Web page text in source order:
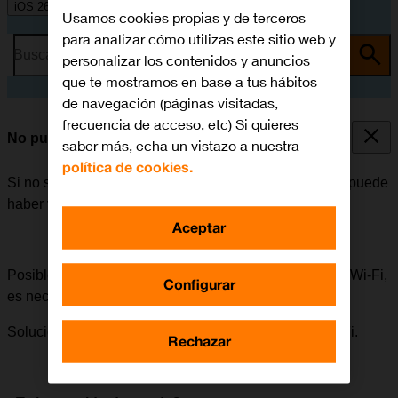
iOS 26
Busca por problema o tema
No puedo utilizar la función de Wi-Fi
Si no se puede utilizar la función de Wi-Fi en el móvil, puede
haber varias causas posibles al problema.
Posible causa 2 de 3:
Para poder utilizar la función de Wi-Fi,
es necesario establecer conexión con una red Wi-Fi.
Solución: Cómo establecer conexión con una red Wi-Fi.
Usamos cookies propias y de terceros
para analizar cómo utilizas este sitio web y
personalizar los contenidos y anuncios
que te mostramos en base a tus hábitos
de navegación (páginas visitadas,
frecuencia de acceso, etc) Si quieres
saber más, echa un vistazo a nuestra
política de cookies.
Configurar
Rechazar
Aceptar